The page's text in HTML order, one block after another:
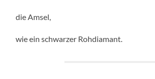
die Amsel,
wie ein schwarzer Rohdiamant.